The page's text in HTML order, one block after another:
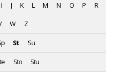
I J K L M N O P R
W Z
St Su
Sto Stu